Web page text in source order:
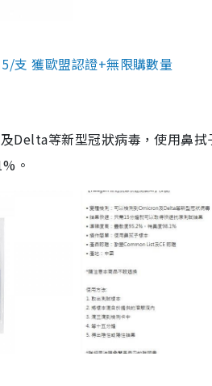
支 獲歐盟認證+無限購數量
Delta等新型冠狀病毒，使用鼻拭
。